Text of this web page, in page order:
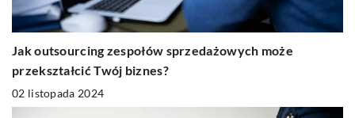
Jak outsourcing zespołów sprzedażowych może
przekształcić Twój biznes?
02 listopada 2024